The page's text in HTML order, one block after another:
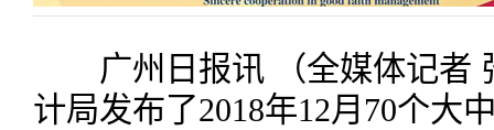
广州日报讯 （全媒体记者
计局发布了2018年12月70个大